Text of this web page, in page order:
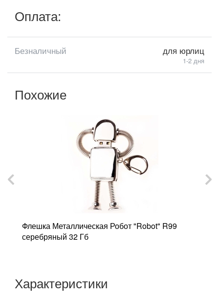
Оплата:
Безналичный для юрлиц
1-2 дня
Похожие
Флешка Металлическая Робот "Robot" R99
серебряный 32 Гб
Характеристики